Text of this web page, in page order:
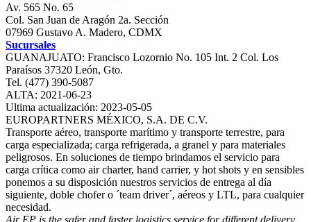
Av. 565 No. 65
Col. San Juan de Aragón 2a. Sección
07969 Gustavo A. Madero, CDMX
Sucursales
GUANAJUATO: Francisco Lozornio No. 105 Int. 2 Col. Los
Paraísos 37320 León, Gto.
Tel. (477) 390-5087
ALTA: 2021-06-23
Ultima actualización: 2023-05-05
EUROPARTNERS MÉXICO, S.A. DE C.V.
Transporte aéreo, transporte marítimo y transporte terrestre, para
carga especializada; carga refrigerada, a granel y para materiales
peligrosos. En soluciones de tiempo brindamos el servicio para
carga crítica como air charter, hand carrier, y hot shots y en sensibles
ponemos a su disposición nuestros servicios de entrega al día
siguiente, doble chofer o ´team driver´, aéreos y LTL, para cualquier
necesidad.
Air EP is the safer and faster logistics service for different delivery